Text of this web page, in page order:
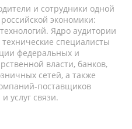
и сотрудники одной
экономики:
Ядро аудитории
специалисты
федеральных и
власти, банков,
сетей, а также
поставщиков
услуг связи.